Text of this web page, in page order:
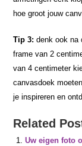
hoe groot jouw
Tip 3: denk ook na
frame van 2
van 4 centimeter
canvasdoek
je inspireren en
Related
Uw eigen foto